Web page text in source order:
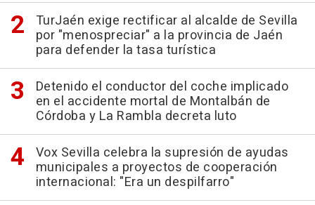
TurJaén exige rectificar al alcalde de Sevilla
por "menospreciar" a la provincia de Jaén
para defender la tasa turística
Detenido el conductor del coche implicado
en el accidente mortal de Montalbán de
Córdoba y La Rambla decreta luto
Vox Sevilla celebra la supresión de ayudas
municipales a proyectos de cooperación
internacional: "Era un despilfarro"